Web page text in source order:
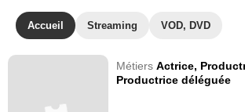
Accueil Streaming VOD, DVD
MétiersActrice,
Productrice déléguée